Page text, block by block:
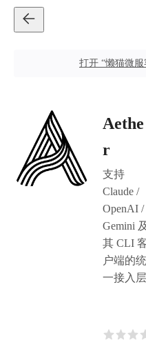
打开 “懒猫微服
Aethe
r
支持
Claude /
OpenAI /
Gemini 及
其 CLI
户端的统
一接入层